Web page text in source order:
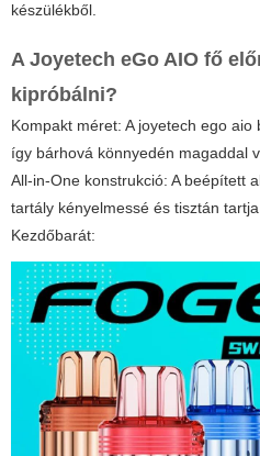
készülékből.
A Joyetech eGo AIO fő
kipróbálni?
Kompakt méret: A joyetech ego aio
így bárhová könnyedén magaddal
All-in-One konstrukció: A beépített
tartály kényelmessé és tisztán
Kezdőbarát: